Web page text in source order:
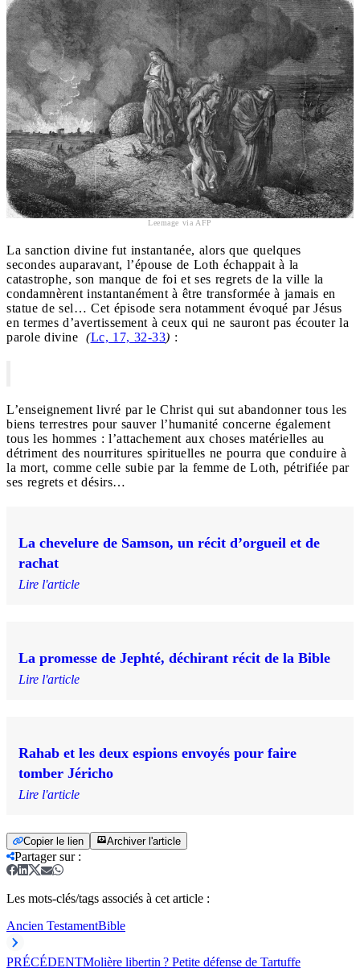
Leemage via AFP
La sanction divine fut instantanée, alors que quelques
secondes auparavant, l’épouse de Loth échappait à la
catastrophe, son manque de foi et ses regrets de la ville la
condamnèrent instantanément à être transformée à jamais en
statue de sel… Cet épisode sera notamment évoqué par Jésus
en termes d’avertissement à ceux qui ne sauront pas écouter la
parole divine (Lc, 17, 32-33) :
L’enseignement livré par le Christ qui sut abandonner tous les
biens terrestres pour sauver l’humanité concerne également
tous les hommes : l’attachement aux choses matérielles au
détriment des nourritures spirituelles ne pourra que conduire à
la mort, comme celle subie par la femme de Loth, pétrifiée par
ses regrets et désirs…
La chevelure de Samson, un récit d’orgueil et de
rachat
Lire l'article
La promesse de Jephté, déchirant récit de la Bible
Lire l'article
Rahab et les deux espions envoyés pour faire
tomber Jéricho
Lire l'article
Copier le lien Archiver l'article
Partager sur:
Les mots-clés/tags associés à cet article :
Ancien TestamentBible
PRÉCÉDENTMolière libertin ? Petite défense de Tartuffe